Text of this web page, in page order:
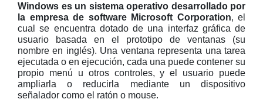
Windows es un sistema operativo desarrollado por
la empresa de software Microsoft Corporation, el
cual se encuentra dotado de una interfaz gráfica de
usuario basada en el prototipo de ventanas (su
nombre en inglés). Una ventana representa una tarea
ejecutada o en ejecución, cada una puede contener su
propio menú u otros controles, y el usuario puede
ampliarla o reducirla mediante un dispositivo
señalador como el ratón o mouse.